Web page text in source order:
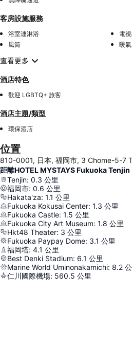
客房設施服務
浴室連淋浴
電
風筒
暖氣
查看更多
酒店特色
歡迎 LGBTQ+ 旅客
酒店主題/類型
環保酒店
位置
810-0001, 日本, 福岡市, 3 Chome-5-7
距離HOTEL MYSTAYS Fukuoka Tenjin
Tenjin: 0.3 公里
福岡市: 0.6 公里
Hakata'za: 1.1 公里
Fukuoka Kokusai Center: 1.3 公里
Fukuoka Castle: 1.5 公里
Fukuoka City Art Museum: 1.8 公里
Hkt48 Theater: 3 公里
Fukuoka Paypay Dome: 3.1 公里
福岡塔: 4.1 公里
Best Denki Stadium: 6.1 公里
Marine World Uminonakamichi: 8.2
仁川國際機場: 560.5 公里